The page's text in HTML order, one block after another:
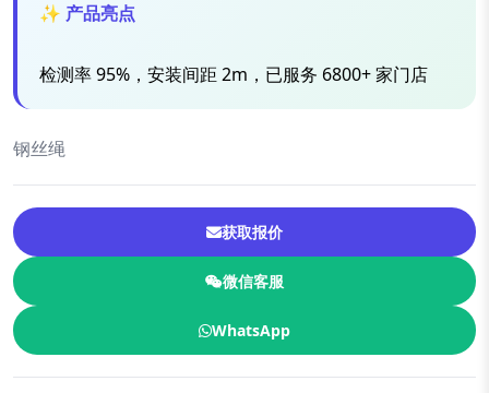
✨ 产品亮点
检测率 95%，安装间距 2m，已服务 6800+ 家门店
钢丝绳
获取报价
微信客服
WhatsApp